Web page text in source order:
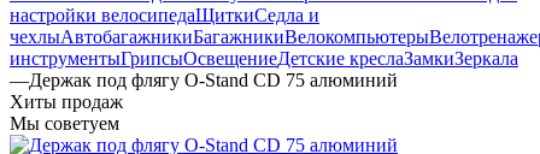
настройки велосипедаЩиткиСедла и
чехлыАвтобагажникиБагажникиВелокомпьютеры
инструментыГрипсыОсвещениеДетские креслаЗамкиЗеркала
—Держак под флягу O-Stand CD 75 алюминий
Хиты продаж
Мы советуем